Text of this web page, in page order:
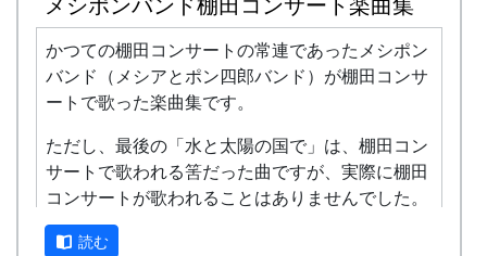
かつての棚田コンサートの常連であったメシポン
バンド（メシアとポン四郎バンド）が棚田コンサ
ートで歌った楽曲集です。
ただし、最後の「水と太陽の国で」は、棚田コン
サートで歌われる筈だった曲ですが、実際に棚田
コンサートが歌われることはありませんでした。
棚田のうた ～ふるさと加美の里へ～
読む